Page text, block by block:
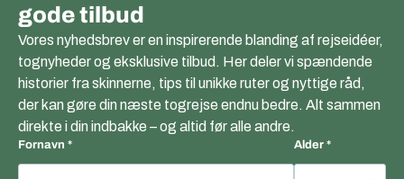
gode tilbud
Vores nyhedsbrev er en inspirerende blanding af rejseidéer,
tognyheder og eksklusive tilbud. Her deler vi spændende
historier fra skinnerne, tips til unikke ruter og nyttige råd,
der kan gøre din næste togrejse endnu bedre. Alt sammen
direkte i din indbakke – og altid før alle andre.
Fornavn Alder